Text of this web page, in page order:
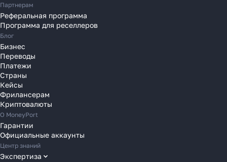
Переводы в Португалию
Переводы в Румынию
Переводы в Сербию
Переводы в Словакию
Переводы в Словению
Переводы в Финляндию
Переводы в Францию
Переводы в Хорватию
Переводы в Черногорию
Переводы в Чехию
Переводы в Швейцарию
Переводы в Эстонию
Партнерам
Реферальная программа
Программа для реселлеров
Блог
Бизнес
Переводы
Платежи
Страны
Кейсы
Фрилансерам
Криптовалюты
О MoneyPort
Гарантии
Официальные аккаунты
Центр знаний
Экспертиза